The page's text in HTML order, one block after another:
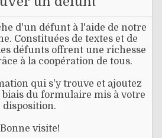
d'un défunt à l'aide de notre
Constituées de textes et de
défunts offrent une richesse
à la coopération de tous.
qui s'y trouve et ajoutez
du formulaire mis à votre
disposition.
Bonne visite!